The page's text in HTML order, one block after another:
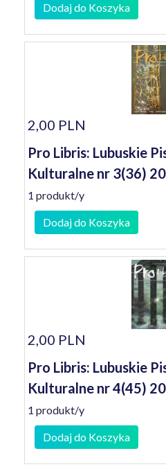
Dodaj do Koszyka
2,00 PLN
Pro Libris: Lubuskie
Kulturalne nr 3(36)
1 produkt/y
Dodaj do Koszyka
2,00 PLN
Pro Libris: Lubuskie
Kulturalne nr 4(45)
1 produkt/y
Dodaj do Koszyka